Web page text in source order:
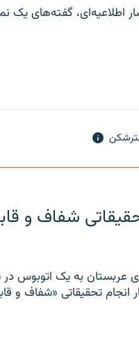
شفاف و
عربستان به یک اتوبوس
تحقیقاتی «شفاف و